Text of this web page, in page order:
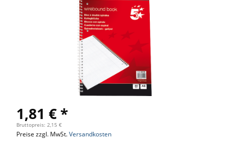
1,81 € *
Bruttopreis: 2,15 €
Preise zzgl. MwSt.Versandkosten